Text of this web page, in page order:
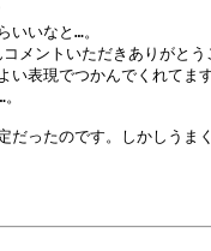
いいなと…。
メントいただきありがとう
い表現でつかんでくれてま
だったのです。しかしうま